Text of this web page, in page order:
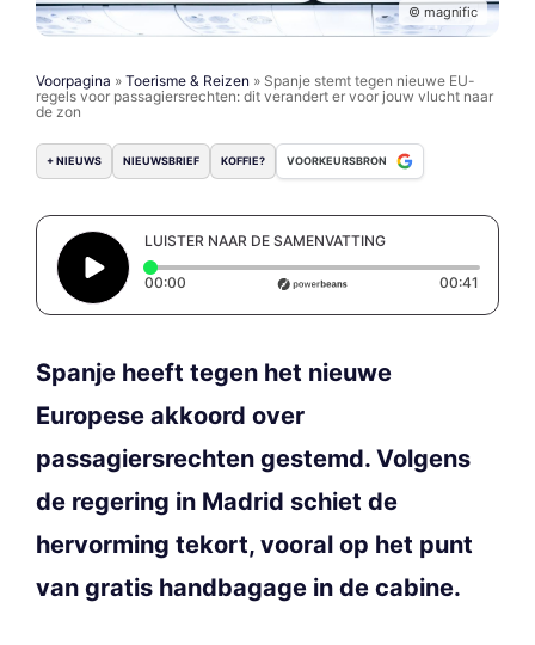
© magnific
Voorpagina » Toerisme & Reizen » Spanje stemt tegen nieuwe EU-
regels voor passagiersrechten: dit verandert er voor jouw vlucht naar
de zon
+ NIEUWS NIEUWSBRIEF KOFFIE? VOORKEURSBRON
LUISTER NAAR DE SAMENVATTING
00:00 Elapsed time: 0 seconds 00:41
Spanje heeft tegen het nieuwe
Europese akkoord over
passagiersrechten gestemd. Volgens
de regering in Madrid schiet de
hervorming tekort, vooral op het punt
van gratis handbagage in de cabine.